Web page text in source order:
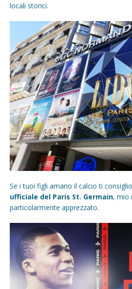
locali storici.
Se i tuoi figli amano il calcio ti
ufficiale del Paris St. Germain, mio
particolarmente apprezzato.